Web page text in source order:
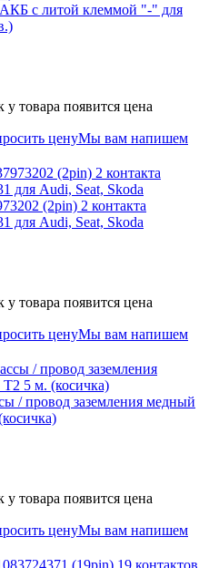
c литой клеммой "-" для
товара появится цена
ценуМы вам напишем
(2pin) 2 контакта
для Audi, Seat, Skoda
товара появится цена
ценуМы вам напишем
/ провод заземления медный
товара появится цена
ценуМы вам напишем